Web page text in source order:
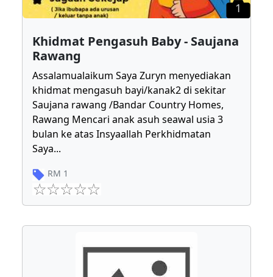
1
Khidmat Pengasuh Baby - Saujana
Rawang
Assalamualaikum Saya Zuryn menyediakan
khidmat mengasuh bayi/kanak2 di sekitar
Saujana rawang /Bandar Country Homes,
Rawang Mencari anak asuh seawal usia 3
bulan ke atas Insyaallah Perkhidmatan
Saya...
RM 1